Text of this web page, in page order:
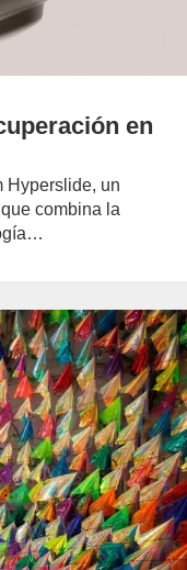
en
Hyperslide, un
combina la